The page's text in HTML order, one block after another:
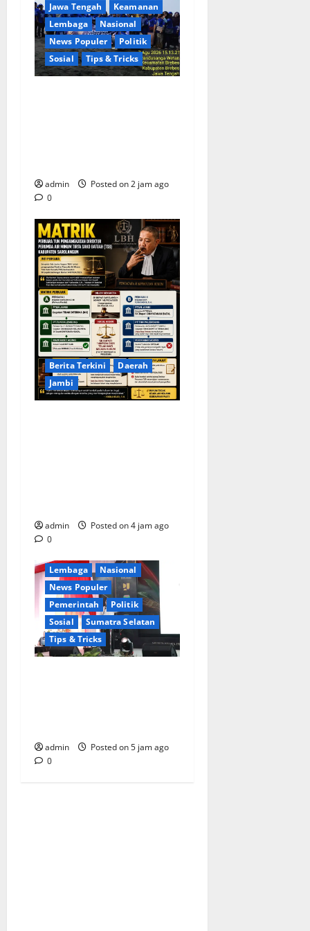
Jawa Tengah
Keamanan
Lembaga
Nasional
News Populer
Politik
Sosial
Tips & Tricks
admin
Posted on 2 jam ago
0
Berita Terkini
Daerah
Jambi
admin
Posted on 4 jam ago
0
Berita Terkini
Ekonomi
Lembaga
Nasional
News Populer
Pemerintah
Politik
Sosial
Sumatra Selatan
Tips & Tricks
admin
Posted on 5 jam ago
0